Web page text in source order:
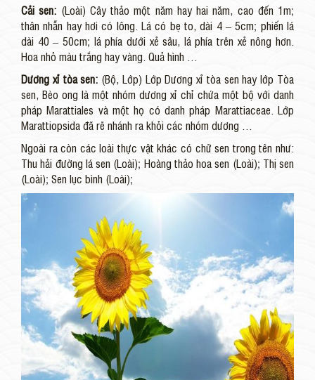
Cải sen: (Loài) Cây thảo một năm hay hai năm, cao đến 1m;
thân nhẵn hay hơi có lông. Lá có bẹ to, dài 4 – 5cm; phiến lá
dài 40 – 50cm; lá phía dưới xẻ sâu, lá phía trên xẻ nông hơn.
Hoa nhỏ màu trắng hay vàng. Quả hình …
Dương xỉ tòa sen: (Bộ, Lớp) Lớp Dương xỉ tòa sen hay lớp Tòa
sen, Bèo ong là một nhóm dương xỉ chỉ chứa một bộ với danh
pháp Marattiales và một họ có danh pháp Marattiaceae. Lớp
Marattiopsida đã rẽ nhánh ra khỏi các nhóm dương …
Ngoài ra còn các loài thực vật khác có chữ sen trong tên như:
Thu hải đường lá sen (Loài); Hoàng thảo hoa sen (Loài); Thị sen
(Loài); Sen lục bình (Loài);